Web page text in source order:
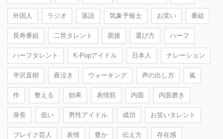
外国人 ラジオ 落語 気象予報士 お笑い 番組
長寿番組 二世タレント 面接 選び方 ハーフ
ハーフタレント K-Popアイドル 日本人 ナレーション
半沢直樹 夜泣き ウォーキング 声の出し方 嵐
作 整える 効果 表情筋 内面 内面磨き
身長 低い 男性アイドル 成功 お笑いタレント
ブレイク芸人 表情 豊か 伝え方 存在感